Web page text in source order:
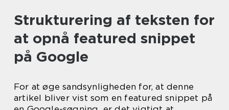
Strukturering af teksten for
at opnå featured snippet
på Google
For at øge sandsynligheden for, at denne
artikel bliver vist som en featured snippet på